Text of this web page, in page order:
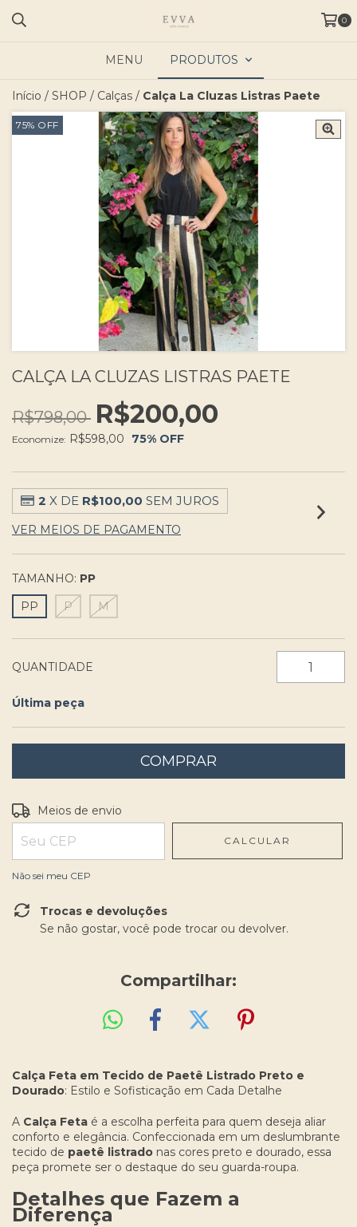
0
MENU PRODUTOS
Início / SHOP / Calças / Calça La Cluzas Listras Paete
75% OFF
CALÇA LA CLUZAS LISTRAS PAETE
R$798,00 R$200,00
Economize: R$598,00 75% OFF
2 X DE R$100,00 SEM JUROS
VER MEIOS DE PAGAMENTO
TAMANHO: PP
PP
P M
QUANTIDADE
Última peça
Entregas para o CEP:
Meios de envio
CALCULAR
Não sei meu CEP
Trocas e devoluções
Se não gostar, você pode trocar ou devolver.
Compartilhar:
Calça Feta em Tecido de Paetê Listrado Preto e
Dourado: Estilo e Sofisticação em Cada Detalhe
A Calça Feta é a escolha perfeita para quem deseja aliar
conforto e elegância. Confeccionada em um deslumbrante
tecido de paetê listrado nas cores preto e dourado, essa
peça promete ser o destaque do seu guarda-roupa.
Detalhes que Fazem a
Diferença